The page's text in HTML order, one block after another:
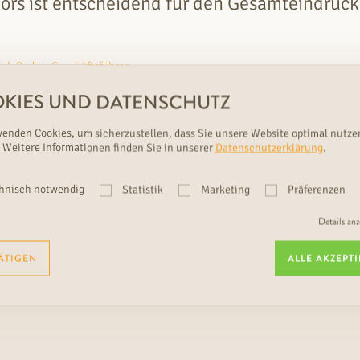
Rudda, Geschäftsführer
ZU CUBE EICHE
UND DATENSCHUTZ
Cookies, um sicherzustellen, dass Sie unsere Website optimal
Weitere Informationen finden Sie in unserer Datenschutzerklärung.
notwendig Statistik Marketing Präferenzen
Details
ALLE